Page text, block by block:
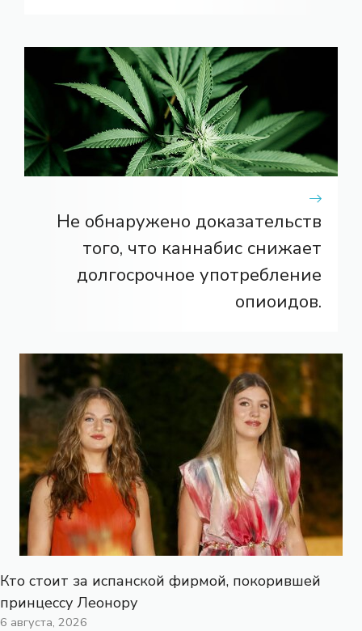
Не обнаружено доказательств
того, что каннабис снижает
долгосрочное употребление
опиоидов.
Кто стоит за испанской фирмой, покорившей
принцессу Леонору
6 августа, 2026